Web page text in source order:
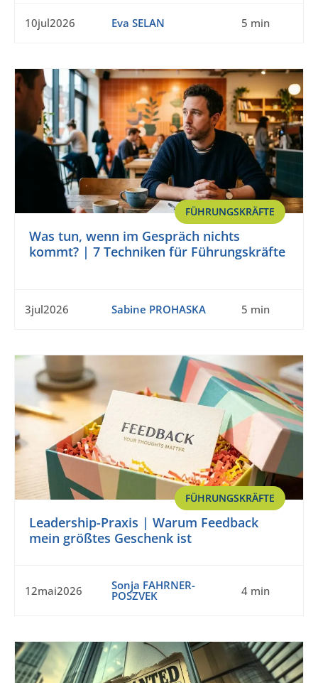
10jul2026 Eva SELAN 5 min
FÜHRUNGSKRÄFTE
Was tun, wenn im Gespräch nichts
kommt? | 7 Techniken für Führungskräfte
3jul2026 Sabine PROHASKA 5 min
FÜHRUNGSKRÄFTE
Leadership-Praxis | Warum Feedback
mein größtes Geschenk ist
12mai2026 Sonja FAHRNER-
POSZVEK 4 min